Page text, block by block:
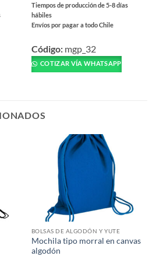
Tiempos de producción de 5-8 días
hábiles
Envíos por pagar a todo Chile
producto
tiene
múltiples
se
producto
Código: mgp_32
COTIZAR VÍA WHATSAPP
BOLSAS DE ALGODÓN Y YUTE
Mochila tipo morral en canvas
algodón